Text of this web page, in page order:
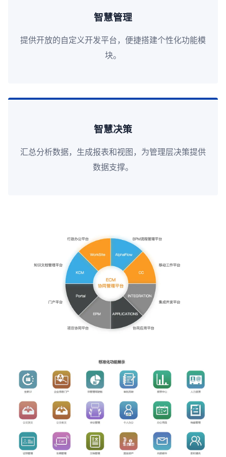
智慧管理
提供开放的自定义开发平台，便捷搭建个性化功能模
块。
智慧决策
汇总分析数据，生成报表和视图，为管理层决策提供
数据支撑。